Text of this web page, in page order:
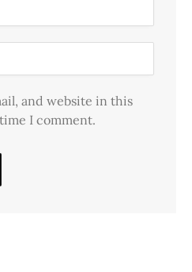
and website in this
I comment.